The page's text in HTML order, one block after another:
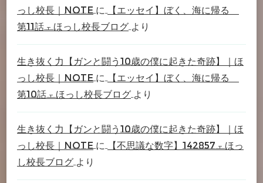
っし校長｜note に
【エッセイ】ぼく、海に帰る
第11話 – ほっし校長ブログ より
生き抜く力【ガンと闘う10歳の僕に起きた奇跡】｜ほ
っし校長｜note に
【エッセイ】ぼく、海に帰る
第10話 – ほっし校長ブログ より
生き抜く力【ガンと闘う10歳の僕に起きた奇跡】｜ほ
っし校長｜note に
【不思議な数字】142857 – ほっ
し校長ブログ より